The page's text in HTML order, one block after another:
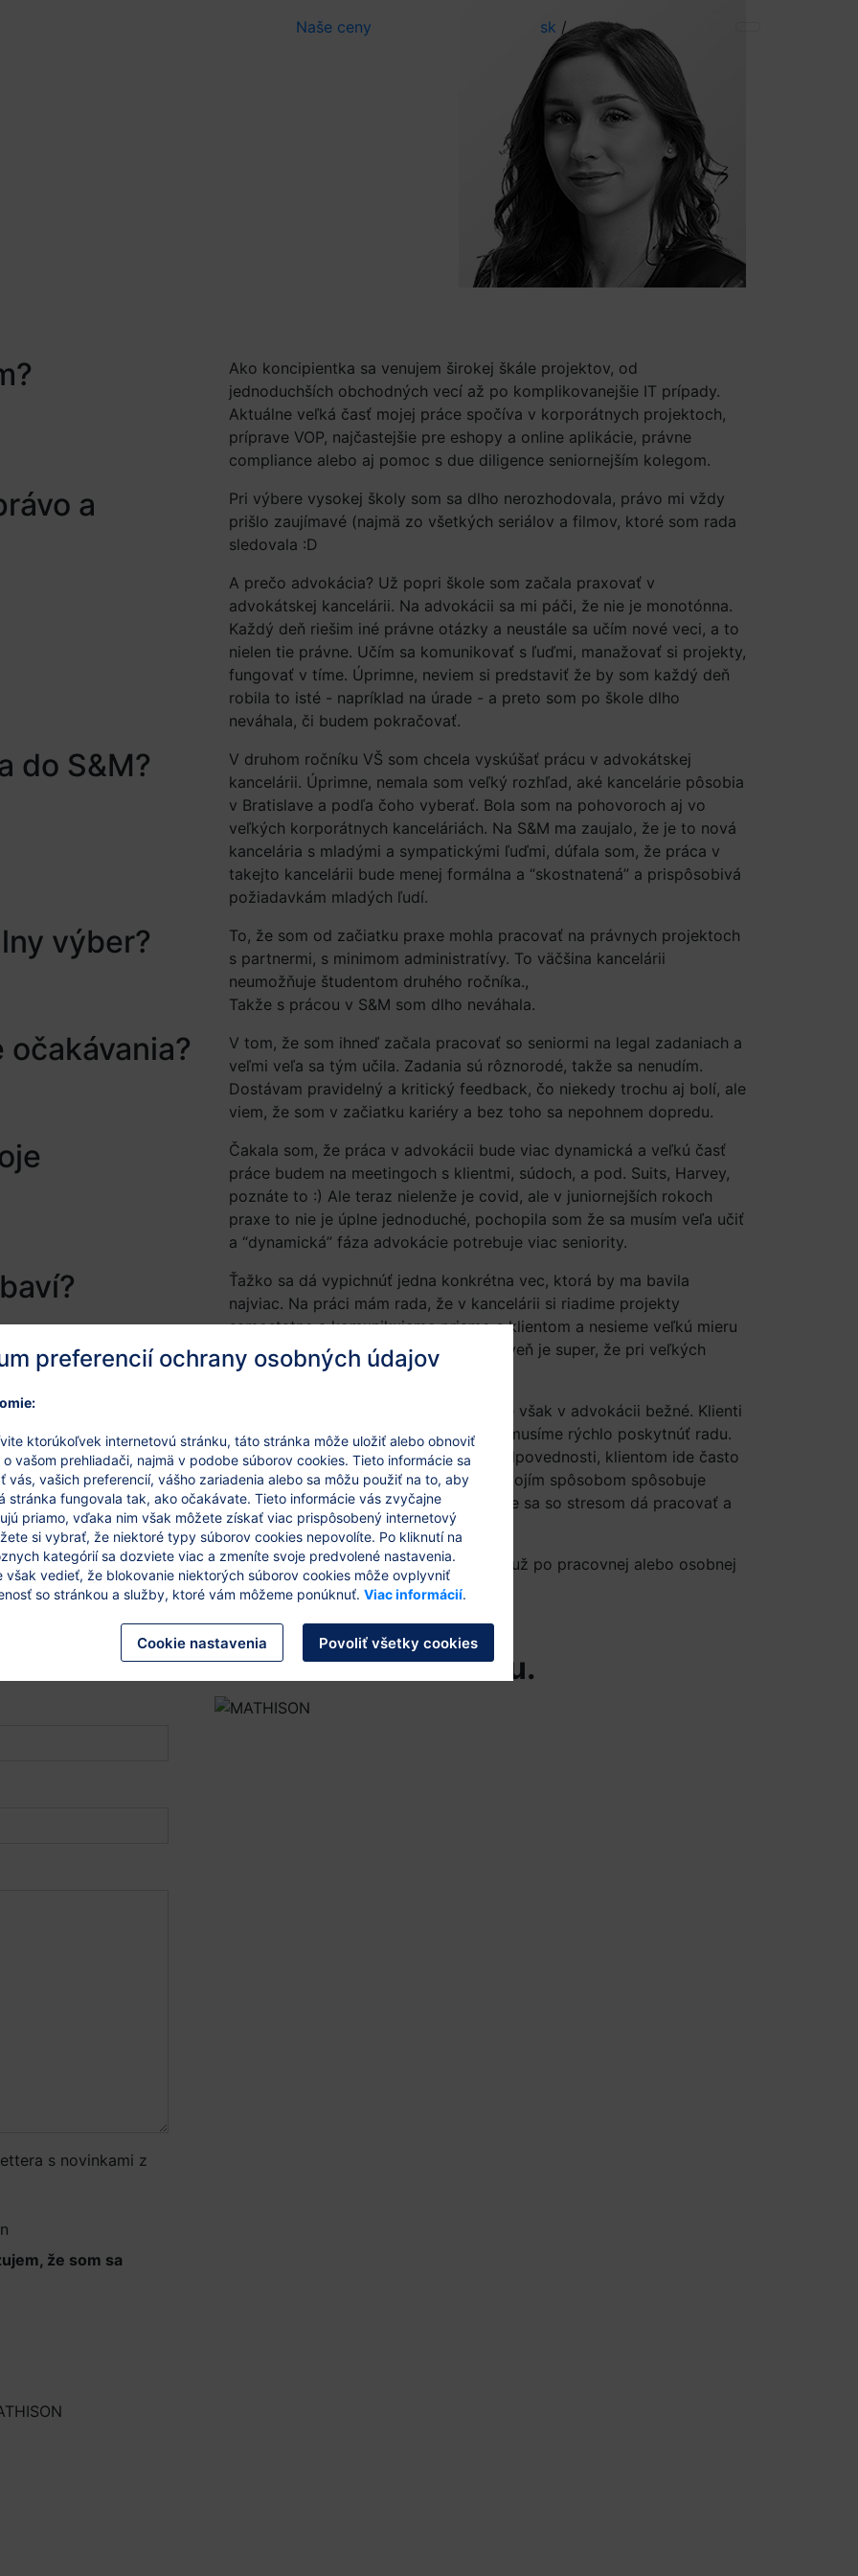
Naše ceny sk /
Ako koncipientka sa venujem širokej škále projektov, od
jednoduchších obchodných vecí až po komplikovanejšie IT prípady.
Aktuálne veľká časť mojej práce spočíva v korporátnych projektoch,
príprave VOP, najčastejšie pre eshopy a online aplikácie, právne
compliance alebo aj pomoc s due diligence seniornejším kolegom.
a
Pri výbere vysokej školy som sa dlho nerozhodovala, právo mi vždy
prišlo zaujímavé (najmä zo všetkých seriálov a filmov, ktoré som rada
sledovala :D
A prečo advokácia? Už popri škole som začala praxovať v
advokátskej kancelárii. Na advokácii sa mi páči, že nie je monotónna.
Každý deň riešim iné právne otázky a neustále sa učím nové veci, a to
nielen tie právne. Učím sa komunikovať s ľuďmi, manažovať si projekty,
fungovať v tíme. Úprimne, neviem si predstaviť že by som každý deň
robila to isté - napríklad na úrade - a preto som po škole dlho
neváhala, či budem pokračovať.
do S&M?
V druhom ročníku VŠ som chcela vyskúšať prácu v advokátskej
kancelárii. Úprimne, nemala som veľký rozhľad, aké kancelárie pôsobia
v Bratislave a podľa čoho vyberať. Bola som na pohovoroch aj vo
veľkých korporátnych kanceláriách. Na S&M ma zaujalo, že je to nová
kancelária s mladými a sympatickými ľuďmi, dúfala som, že práca v
takejto kancelárii bude menej formálna a “skostnatená” a prispôsobivá
požiadavkám mladých ľudí.
výber?
To, že som od začiatku praxe mohla pracovať na právnych projektoch
s partnermi, s minimom administratívy. To väčšina kancelárii
neumožňuje študentom druhého ročníka.,
Takže s prácou v S&M som dlho neváhala.
očakávania?
V tom, že som ihneď začala pracovať so seniormi na legal zadaniach a
veľmi veľa sa tým učila. Zadania sú rôznorodé, takže sa nenudím.
Dostávam pravidelný a kritický feedback, čo niekedy trochu aj bolí, ale
viem, že som v začiatku kariéry a bez toho sa nepohnem dopredu.
Čakala som, že práca v advokácii bude viac dynamická a veľkú časť
práce budem na meetingoch s klientmi, súdoch, a pod. Suits, Harvey,
poznáte to :) Ale teraz nielenže je covid, ale v juniornejších rokoch
praxe to nie je úplne jednoduché, pochopila som že sa musím veľa učiť
a “dynamická” fáza advokácie potrebuje viac seniority.
Ťažko sa dá vypichnúť jedna konkrétna vec, ktorá by ma bavila
najviac. Na práci mám rada, že v kancelárii si riadime projekty
samostatne a komunikujeme priamo s klientom a nesieme veľkú mieru
zodpovednosti za každý projekt. Zároveň je super, že pri veľkých
projektoch zase pracujeme ako tím.
Deadliny. Niekedy sú príliš krátke, čo je však v advokácii bežné. Klienti
často prichádzajú, keď už nie je čas a musíme rýchlo poskytnúť radu.
Táto práca si vyžaduje veľkú mieru zodpovednosti, klientom ide často
o veľa, spoliehajú sa na nás a to tiež svojím spôsobom spôsobuje
podvedomý stres. Pozitívom však je, že sa so stresom dá pracovať a
vidím že praxou sa to zlepšuje :)
Že robím niečo, čo mi dáva zmysel. Či už po pracovnej alebo osobnej
stránke.
vašom prípade?
a dohodnite si konzultáciu.
s novinkami z
že som sa
preferencií ochrany osobných údajov
ktorúkoľvek internetovú stránku, táto stránka môže uložiť alebo obnoviť
o vašom prehliadači, najmä v podobe súborov cookies. Tieto informácie sa
vás, vašich preferencií, vášho zariadenia alebo sa môžu použiť na to, aby
stránka fungovala tak, ako očakávate. Tieto informácie vás zvyčajne
priamo, vďaka nim však môžete získať viac prispôsobený internetový
si vybrať, že niektoré typy súborov cookies nepovolíte. Po kliknutí na
kategórií sa dozviete viac a zmeníte svoje predvolené nastavenia.
však vedieť, že blokovanie niektorých súborov cookies môže ovplyvniť
so stránkou a služby, ktoré vám môžeme ponúknuť. Viac informácií.
Cookie nastavenia Povoliť všetky cookies